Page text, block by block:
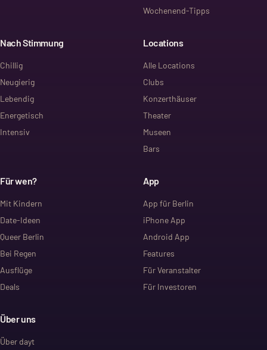
Wochenend-Tipps
Nach Stimmung
Chillig
Neugierig
Lebendig
Energetisch
Intensiv
Locations
Alle Locations
Clubs
Konzerthäuser
Theater
Museen
Bars
Für wen?
Mit Kindern
Date-Ideen
Queer Berlin
Bei Regen
Ausflüge
Deals
App
App für Berlin
iPhone App
Android App
Features
Für Veranstalter
Für Investoren
Über uns
Über dayt